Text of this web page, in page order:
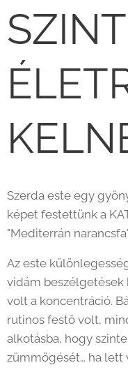
Szerda este egy
képet festettünk a
"Mediterrán
Az este
vidám
volt a koncentráció.
rutinos festő volt,
alkotásba, hogy
zümmögését… ha lett